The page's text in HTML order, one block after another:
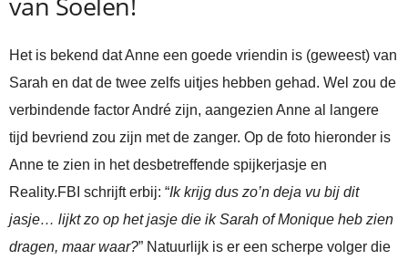
Het is bekend dat Anne een goede vriendin is (geweest) van
Sarah en dat de twee zelfs uitjes hebben gehad. Wel zou de
verbindende factor André zijn, aangezien Anne al langere
tijd bevriend zou zijn met de zanger. Op de foto hieronder is
Anne te zien in het desbetreffende spijkerjasje en
Reality.FBI schrijft erbij: “Ik krijg dus zo’n deja vu bij dit
jasje… lijkt zo op het jasje die ik Sarah of Monique heb zien
dragen, maar waar?” Natuurlijk is er een scherpe volger die